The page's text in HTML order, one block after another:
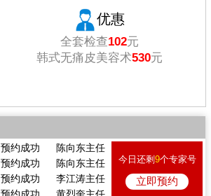
优惠
全套检查102元
韩式无痛皮美容术530元
陈向东主任
预约成功
陈向东主任
预约成功
李江涛主任
预约成功
陈向东主任
预约成功
陈向东主任
预约成功
李江涛主任
预约成功
黄烈奎主任
今日还剩 9个专家号
立即预约